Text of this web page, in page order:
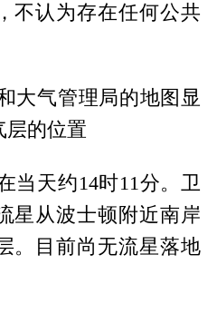
不认为存在任何公共
大气管理局的地图显
层的位置
当天约14时11分。卫
星从波士顿附近南岸
。目前尚无流星落地